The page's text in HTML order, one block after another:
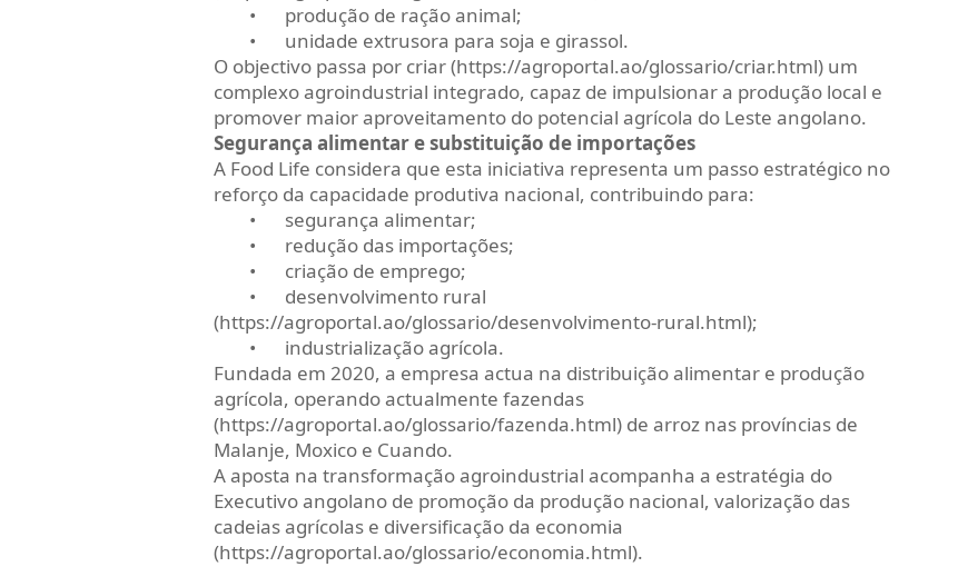
•
produção de ração animal;
•
unidade extrusora para soja e girassol.
O objectivo passa por criar (https://agroportal.ao/glossario/criar.html) um
complexo agroindustrial integrado, capaz de impulsionar a produção local e
promover maior aproveitamento do potencial agrícola do Leste angolano.
Segurança alimentar e substituição de importações
A Food Life considera que esta iniciativa representa um passo estratégico no
reforço da capacidade produtiva nacional, contribuindo para:
•
segurança alimentar;
•
redução das importações;
•
criação de emprego;
•
desenvolvimento rural
(https://agroportal.ao/glossario/desenvolvimento-rural.html);
•
industrialização agrícola.
Fundada em 2020, a empresa actua na distribuição alimentar e produção
agrícola, operando actualmente fazendas
(https://agroportal.ao/glossario/fazenda.html) de arroz nas províncias de
Malanje, Moxico e Cuando.
A aposta na transformação agroindustrial acompanha a estratégia do
Executivo angolano de promoção da produção nacional, valorização das
cadeias agrícolas e diversificação da economia
(https://agroportal.ao/glossario/economia.html).